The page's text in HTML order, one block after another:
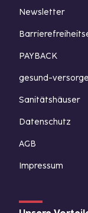
Newsletter
PAYBACK
gesund-
Sanitätshäuser
Datenschutz
AGB
Impressum